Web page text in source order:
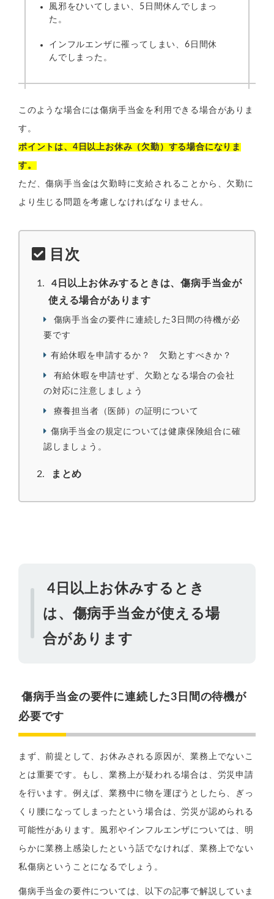
風邪をひいてしまい、5日間休んでしまっ
た。
インフルエンザに罹ってしまい、6日間休
んでしまった。
このような場合には傷病手当金を利用できる場合がありま
す。
ポイントは、4日以上お休み（欠勤）する場合になりま
す。
ただ、傷病手当金は欠勤時に支給されることから、欠勤に
より生じる問題を考慮しなければなりません。
目次
4日以上お休みするときは、傷病手当金が
使える場合があります
傷病手当金の要件に連続した3日間の待機が必
要です
有給休暇を申請するか？ 欠勤とすべきか？
有給休暇を申請せず、欠勤となる場合の会社
の対応に注意しましょう
療養担当者（医師）の証明について
傷病手当金の規定については健康保険組合に確
認しましょう。
まとめ
4日以上お休みするとき
は、傷病手当金が使える場
合があります
傷病手当金の要件に連続した3日間の待機が
必要です
まず、前提として、お休みされる原因が、業務上でないこ
とは重要です。もし、業務上が疑われる場合は、労災申請
を行います。例えば、業務中に物を運ぼうとしたら、ぎっ
くり腰になってしまったという場合は、労災が認められる
可能性があります。風邪やインフルエンザについては、明
らかに業務上感染したという話でなければ、業務上でない
私傷病ということになるでしょう。
傷病手当金の要件については、以下の記事で解説していま